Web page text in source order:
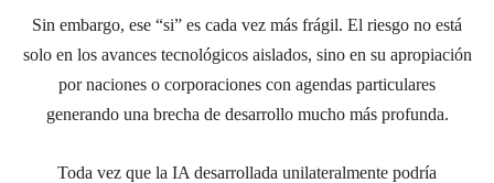
Sin embargo, ese “si” es cada vez más frágil. El riesgo no está
solo en los avances tecnológicos aislados, sino en su apropiación
por naciones o corporaciones con agendas particulares
generando una brecha de desarrollo mucho más profunda.
Toda vez que la IA desarrollada unilateralmente podría